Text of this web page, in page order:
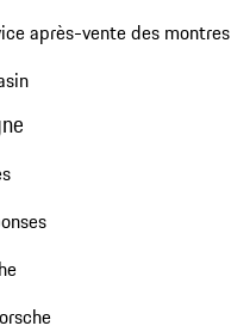
après-vente des montres